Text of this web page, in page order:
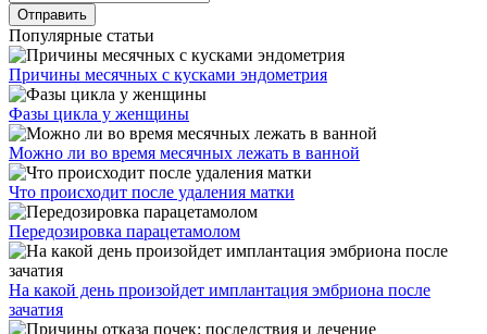
Популярные статьи
Причины месячных с кусками эндометрия
Фазы цикла у женщины
Можно ли во время месячных лежать в ванной
Что происходит после удаления матки
Передозировка парацетамолом
На какой день произойдет имплантация эмбриона после
зачатия